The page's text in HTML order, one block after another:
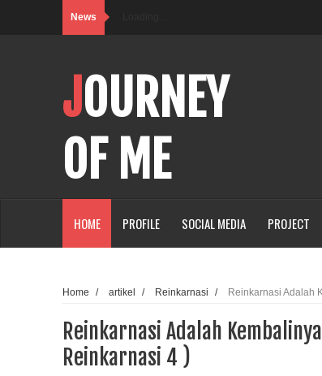
News
JOURNEY
OF ME
HOME PROFILE SOCIAL MEDIA PROJECT
Home / artikel / Reinkarnasi / Reinkarnasi Adalah
Reinkarnasi Adalah
Reinkarnasi 4 )